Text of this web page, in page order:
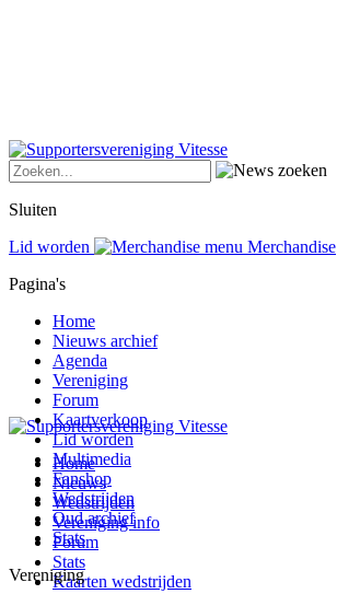
Home
Nieuws
Wedstrijden
Vereniging info
Forum
Stats
Kaarten wedstrijden
Sluiten
Lid worden
Merchandise
Pagina's
Home
Nieuws archief
Agenda
Vereniging
Forum
Kaartverkoop
Lid worden
Multimedia
Fanshop
Wedstrijden
Oud archief
Stats
Vereniging